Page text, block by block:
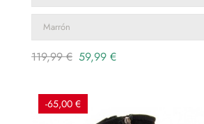
Precio
119,99 € Precio
59,99 €
-65,00 €